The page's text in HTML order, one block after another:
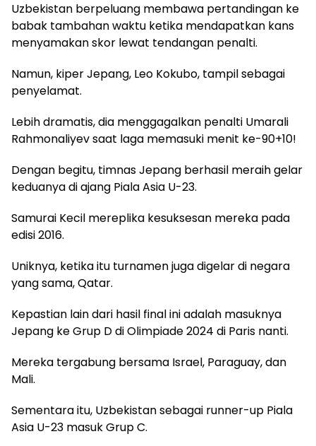
Uzbekistan berpeluang membawa pertandingan ke
babak tambahan waktu ketika mendapatkan kans
menyamakan skor lewat tendangan penalti.
Namun, kiper Jepang, Leo Kokubo, tampil sebagai
penyelamat.
Lebih dramatis, dia menggagalkan penalti Umarali
Rahmonaliyev saat laga memasuki menit ke-90+10!
Dengan begitu, timnas Jepang berhasil meraih gelar
keduanya di ajang Piala Asia U-23.
Samurai Kecil mereplika kesuksesan mereka pada
edisi 2016.
Uniknya, ketika itu turnamen juga digelar di negara
yang sama, Qatar.
Kepastian lain dari hasil final ini adalah masuknya
Jepang ke Grup D di Olimpiade 2024 di Paris nanti.
Mereka tergabung bersama Israel, Paraguay, dan
Mali.
Sementara itu, Uzbekistan sebagai runner-up Piala
Asia U-23 masuk Grup C.